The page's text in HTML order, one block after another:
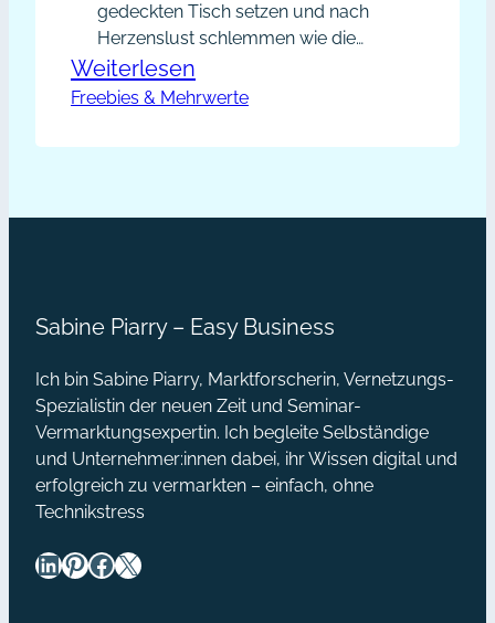
gedeckten Tisch setzen und nach
Herzenslust schlemmen wie die
Bremer Stadtmusikanten nach ihrem
langen Marsch in Richtung Bremen?
Gruppe, ihr Ziel jemals zu
Kooperation perfekt: Dank einer
Weiterlesen
Bremer
Freebies & Mehrwerte
Sabine Piarry – Easy Business
Ich bin Sabine Piarry, Marktforscherin, Vernetzungs-
Spezialistin der neuen Zeit und Seminar-
Vermarktungsexpertin. Ich begleite Selbständige
und Unternehmer:innen dabei, ihr Wissen digital und
erfolgreich zu vermarkten – einfach, ohne
Technikstress
LinkedIn Pinterest Facebook X